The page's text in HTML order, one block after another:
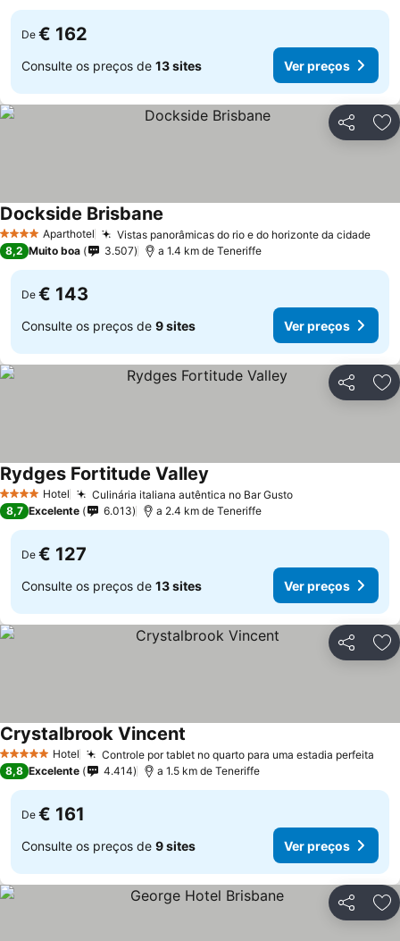
De € 162
Consulte os preços de 13 sites Ver preços
Partilhar
4 EstrelasAparthotel Vistas panorâmicas do rio e do horizonte da cidade
Dockside Brisbane
8,2 Muito boa 3.507 a 1.4 km de Teneriffe
De € 143
Consulte os preços de 9 sites Ver preços
Partilhar
4 EstrelasHotel Culinária italiana autêntica no Bar Gusto
Rydges Fortitude Valley
8,7 Excelente 6.013 a 2.4 km de Teneriffe
De € 127
Consulte os preços de 13 sites Ver preços
Partilhar
5 Estrelas Hotel Controle por tablet no quarto para uma estadia perfeita
Crystalbrook Vincent
8,8 Excelente 4.414 a 1.5 km de Teneriffe
De € 161
Consulte os preços de 9 sites Ver preços
Partilhar